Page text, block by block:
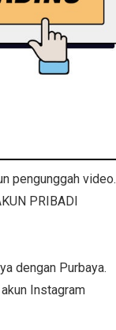
pengunggah video.
PRIBADI
dengan Purbaya.
Instagram